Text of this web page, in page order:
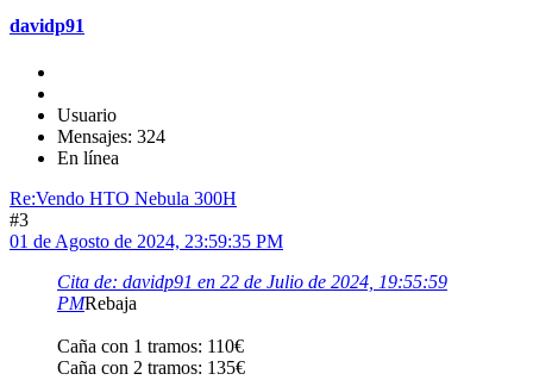
davidp91
Usuario
Mensajes: 324
En línea
Re:Vendo HTO Nebula 300H
#3
01 de Agosto de 2024, 23:59:35 PM
Cita de: davidp91 en 22 de Julio de 2024, 19:55:59
PMRebaja
Caña con 1 tramos: 110€
Caña con 2 tramos: 135€